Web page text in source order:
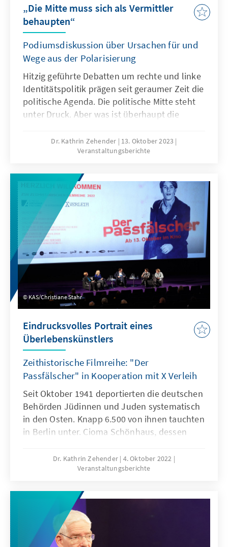
Deutschland sowie der geopolitischen
Neuordnung nach 1945.
„Die Mitte muss sich als Vermittler
behaupten“
Podiumsdiskussion über Ursachen für und
Wege aus der Polarisierung
Hitzig geführte Debatten um rechte und linke
Identitätspolitik prägen seit geraumer Zeit die
politische Agenda. Die politische Mitte steht
unter Druck. Aber was ist überhaupt die
Polarisierung? Diesen Fragen widmete sich die
Konrad-Adenauer-Stiftung bei einer
Hintergrund des Terrorangriffs der Hamas auf
Israel eine bedrückende Aktualität erhielt.
Dr. Kathrin Zehender
13. Oktober 2023
Veranstaltungsberichte
KAS/Christiane Stahr
Eindrucksvolles Portrait eines
Überlebenskünstlers
Zeithistorische Filmreihe: "Der
Passfälscher" in Kooperation mit X Verleih
Seit Oktober 1941 deportierten die deutschen
Behörden Jüdinnen und Juden systematisch
in den Osten. Knapp 6.500 von ihnen tauchten
in Berlin unter. Cioma Schönhaus, dessen
erzählt wird, war einer von ihnen. Im Rahmen
der Zeithistorischen Filmreihe und in
Kino Kulturbrauerei in Berlin gezeigt.
Dr. Kathrin Zehender 4. Oktober 2022
Veranstaltungsberichte